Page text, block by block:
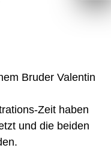
Bruder Valentin
Zeit haben
und die beiden